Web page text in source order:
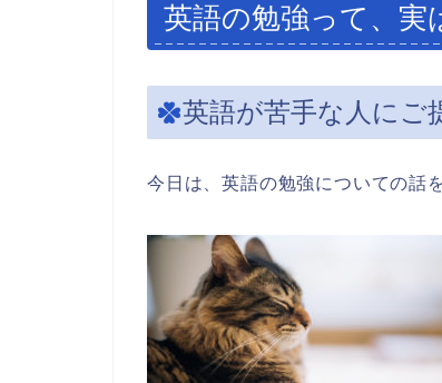
英語の勉強って、実
英語が苦手な人にご
今日は、英語の勉強についての話